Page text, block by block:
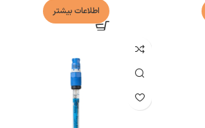
اطلاعات بیشتر